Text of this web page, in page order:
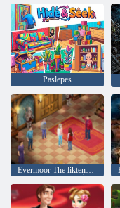
Paslēpes
Evermoor The likteņa Thread